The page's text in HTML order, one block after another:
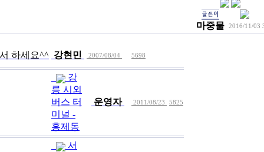
마중물 2016/11/03
하세요^^ 강현민 2007/08/04 5698
강
릉 시외
버스 터
미널 -
홍제동
운영자 2011/08/23 5825
서